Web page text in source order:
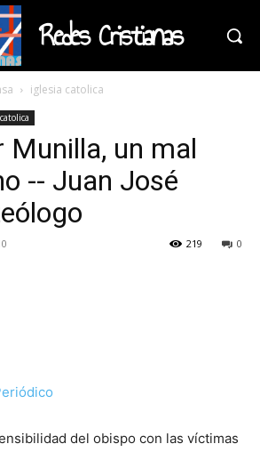
Redes Cristianas
iglesia catolica
Munilla, un mal
-- Juan José
0
219
del obispo con las víctimas